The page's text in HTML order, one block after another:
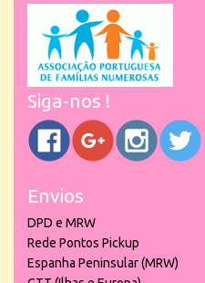
Siga-nos !
Envios
DPD e MRW
Rede Pontos Pickup
Espanha Peninsular (MRW)